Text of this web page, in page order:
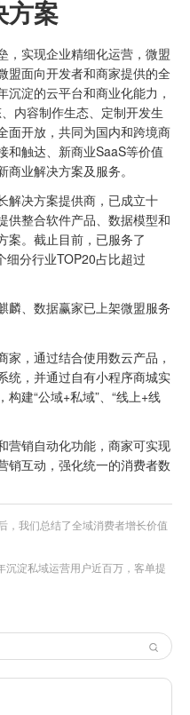
方案
，实现企业精细化运营，微盟
盟面向开发者和商家提供的全
淀的云平台和商业化能力，
内容制作生态、定制开发生
面开放，共同为国内和跨境商
和触达、新商业SaaS等价值
业解决方案及服务。
解决方案提供商，已成立十
供整合软件产品、数据模型和
案。截止目前，已服务了
细分行业TOP20占比超过
麟、 数据赢家已上架微盟服务
，通过结合使用数云产品，
统 ，并通过自有小程序商城实
建“公域+私域”、“线上+线
营销自动化功能，商家可实现
销互动，强化统一的消费者数
，我们总结了全域消费者增长价值
淀私域运营用户近百万，客单提